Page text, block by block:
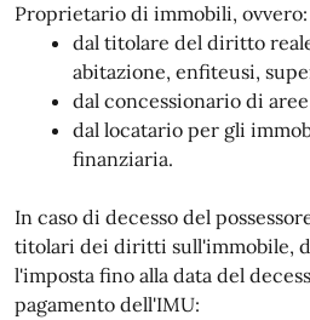
Proprietario di immobili, ovvero:
dal titolare del diritto
abitazione, enfiteusi,
dal concessionario di
dal locatario per gli
finanziaria.
In caso di decesso del
titolari dei diritti sull'immobile,
l'imposta fino alla data del
pagamento dell'IMU: